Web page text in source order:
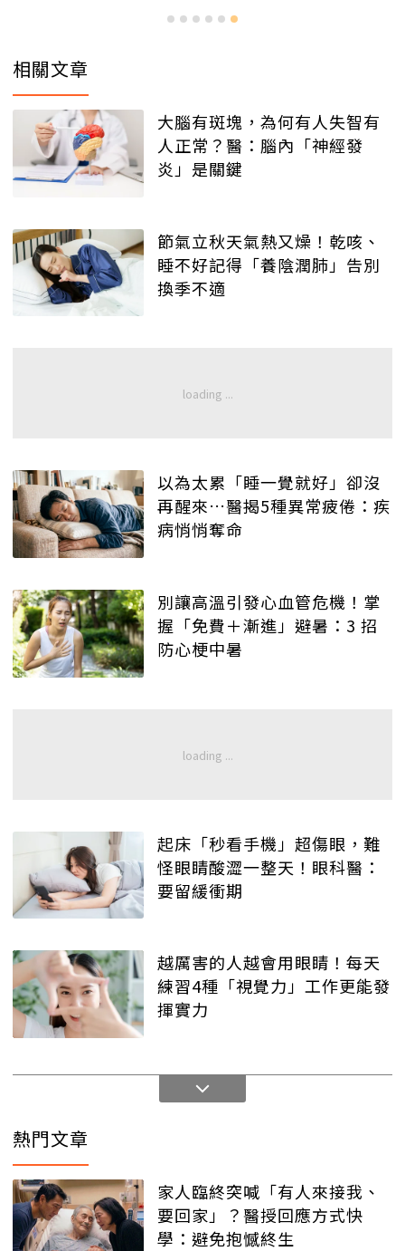
相關文章
大腦有斑塊，為何有人失智有
人正常？醫：腦內「神經發
炎」是關鍵
節氣立秋天氣熱又燥！乾咳、
睡不好記得「養陰潤肺」告別
換季不適
以為太累「睡一覺就好」卻沒
再醒來…醫揭5種異常疲倦：疾
病悄悄奪命
別讓高溫引發心血管危機！掌
握「免費＋漸進」避暑：3 招
防心梗中暑
起床「秒看手機」超傷眼，難
怪眼睛酸澀一整天！眼科醫：
要留緩衝期
越厲害的人越會用眼睛！每天
練習4種「視覺力」工作更能發
揮實力
熱門文章
家人臨終突喊「有人來接我、
要回家」？醫授回應方式快
學：避免抱憾終生